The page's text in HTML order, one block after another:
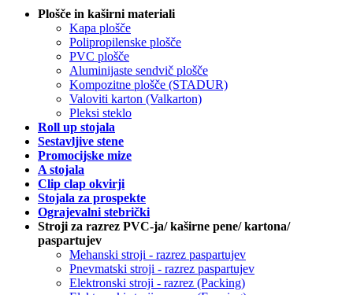
Plošče in kaširni materiali
Kapa plošče
Polipropilenske plošče
PVC plošče
Aluminijaste sendvič plošče
Kompozitne plošče (STADUR)
Valoviti karton (Valkarton)
Pleksi steklo
Roll up stojala
Sestavljive stene
Promocijske mize
A stojala
Clip clap okvirji
Stojala za prospekte
Ograjevalni stebrički
Stroji za razrez PVC-ja/ kaširne pene/ kartona/
paspartujev
Mehanski stroji - razrez paspartujev
Pnevmatski stroji - razrez paspartujev
Elektronski stroji - razrez (Packing)